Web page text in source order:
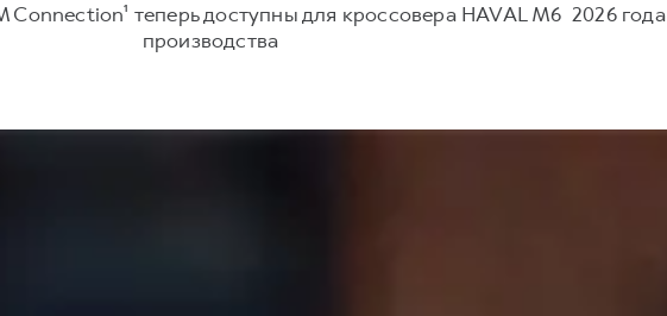
теперь доступны для кроссовера HAVAL M6 2026 года
производства